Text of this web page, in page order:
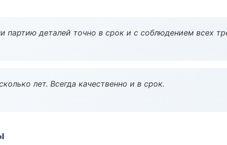
партию деталей точно в срок и с соблюдением всех
лет. Всегда качественно и в срок.